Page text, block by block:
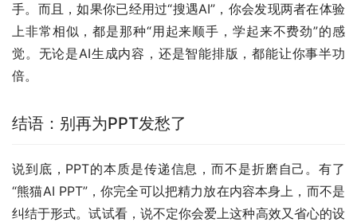
手。而且，如果你已经用过“搜遇AI”，你会发现两者在体验
上非常相似，都是那种“用起来顺手，学起来不费劲”的感
觉。无论是AI生成内容，还是智能排版，都能让你事半功
倍。
结语：别再为PPT发愁了
说到底，PPT的本质是传递信息，而不是折磨自己。有了
“熊猫AI PPT”，你完全可以把精力放在内容本身上，而不是
纠结于形式。试试看，说不定你会爱上这种高效又省心的设